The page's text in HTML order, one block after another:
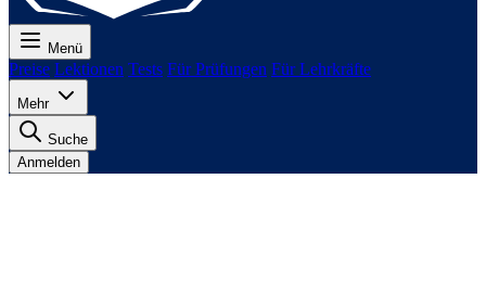
Menü
Preise Lektionen Tests Für Prüfungen Für Lehrkräfte
Mehr
Suche
Anmelden